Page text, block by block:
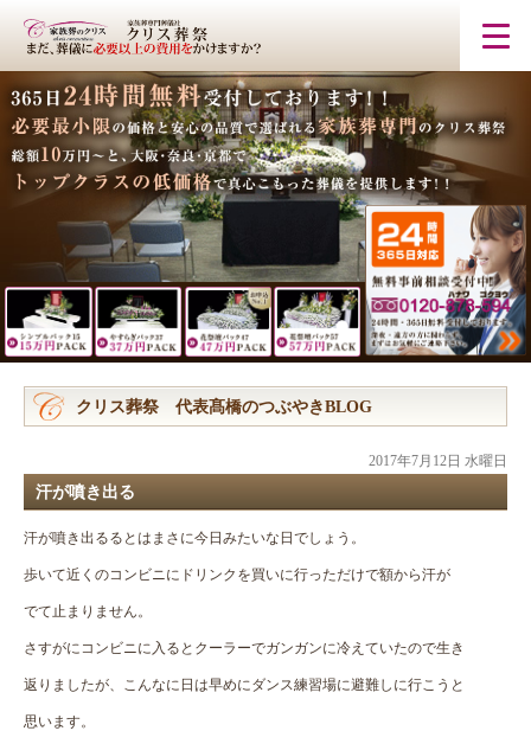
クリス葬祭 代表髙橋のつぶやきBLOG
2017年7月12日 水曜日
汗が噴き出る
汗が噴き出るるとはまさに今日みたいな日でしょう。
歩いて近くのコンビニにドリンクを買いに行っただけで額から汗が
でて止まりません。
さすがにコンビニに入るとクーラーでガンガンに冷えていたので生き
返りましたが、こんなに日は早めにダンス練習場に避難しに行こうと
思います。